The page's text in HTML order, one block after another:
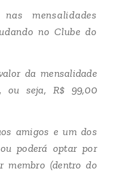
mensalidades
no Clube do
da mensalidade
ou seja, R$ 99,00
amigos e um dos
poderá optar por
membro (dentro do